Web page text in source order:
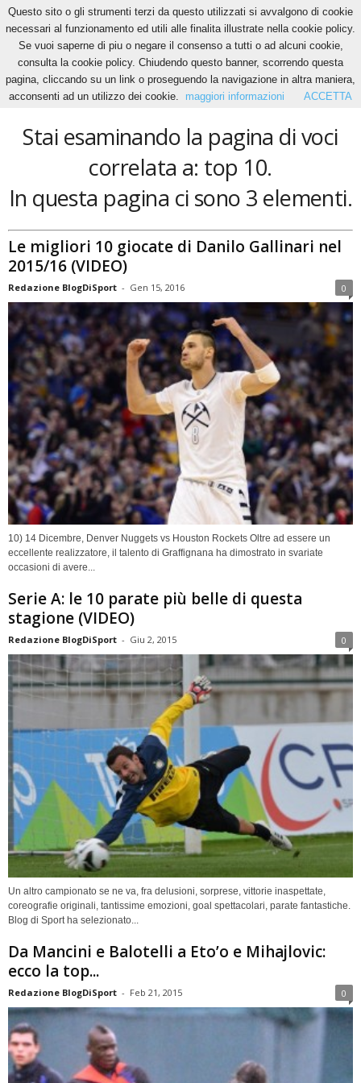
Home Tags Top 10
top 10
Stai esaminando la pagina di voci
correlata a: top 10.
In questa pagina ci sono 3 elementi.
Le migliori 10 giocate di Danilo Gallinari nel
2015/16 (VIDEO)
Redazione BlogDiSport - Gen 15, 2016 0
10) 14 Dicembre, Denver Nuggets vs Houston Rockets Oltre ad essere un
eccellente realizzatore, il talento di Graffignana ha dimostrato in svariate
occasioni di avere...
Serie A: le 10 parate più belle di questa
stagione (VIDEO)
Redazione BlogDiSport - Giu 2, 2015 0
Un altro campionato se ne va, fra delusioni, sorprese, vittorie inaspettate,
coreografie originali, tantissime emozioni, goal spettacolari, parate fantastiche.
Blog di Sport ha selezionato...
Da Mancini e Balotelli a Eto’o e Mihajlovic:
ecco la top...
Redazione BlogDiSport - Feb 21, 2015 0
Questo sito o gli strumenti terzi da questo utilizzati si avvalgono di cookie
necessari al funzionamento ed utili alle finalita illustrate nella cookie policy.
Se vuoi saperne di piu o negare il consenso a tutti o ad alcuni cookie,
consulta la cookie policy. Chiudendo questo banner, scorrendo questa
pagina, cliccando su un link o proseguendo la navigazione in altra maniera,
acconsenti ad un utilizzo dei cookie.
maggiori informazioni ACCETTA